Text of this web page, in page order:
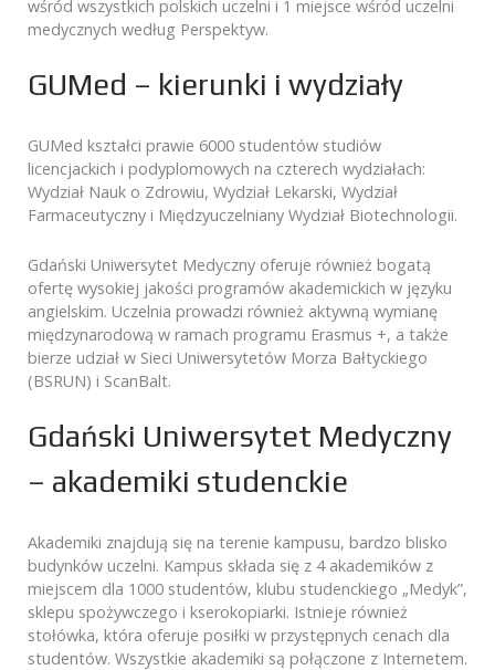
wśród wszystkich polskich uczelni i 1 miejsce wśród uczelni
medycznych według Perspektyw.
GUMed – kierunki i wydziały
GUMed kształci prawie 6000 studentów studiów
licencjackich i podyplomowych na czterech wydziałach:
Wydział Nauk o Zdrowiu, Wydział Lekarski, Wydział
Farmaceutyczny i Międzyuczelniany Wydział Biotechnologii.
Gdański Uniwersytet Medyczny oferuje również bogatą
ofertę wysokiej jakości programów akademickich w języku
angielskim. Uczelnia prowadzi również aktywną wymianę
międzynarodową w ramach programu Erasmus +, a także
bierze udział w Sieci Uniwersytetów Morza Bałtyckiego
(BSRUN) i ScanBalt.
Gdański Uniwersytet Medyczny
– akademiki studenckie
Akademiki znajdują się na terenie kampusu, bardzo blisko
budynków uczelni. Kampus składa się z 4 akademików z
miejscem dla 1000 studentów, klubu studenckiego „Medyk”,
sklepu spożywczego i kserokopiarki. Istnieje również
stołówka, która oferuje posiłki w przystępnych cenach dla
studentów. Wszystkie akademiki są połączone z Internetem.